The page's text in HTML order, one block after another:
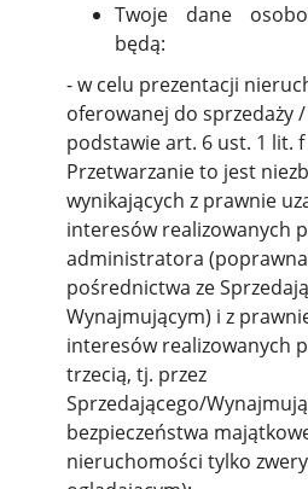
Twoje dane
będą:
- w celu prezentacji
oferowanej do sprzedaży
podstawie art. 6 ust. 1 lit. f
Przetwarzanie to jest
wynikających z prawnie
interesów realizowanych
administratora
pośrednictwa ze
Wynajmującym) i z
interesów realizowanych
trzecią, tj. przez
Sprzedającego/
bezpieczeństwa
nieruchomości tylko